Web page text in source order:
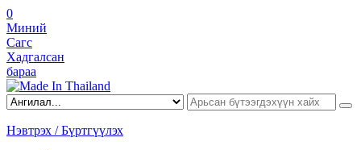
0
Миний
Сагс
Хадгалсан
бараа
Нэвтрэх / Бүртгүүлэх